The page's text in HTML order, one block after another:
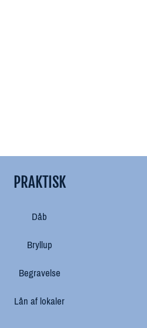
PRAKTISK
Dåb
Bryllup
Begravelse
Lån af lokaler